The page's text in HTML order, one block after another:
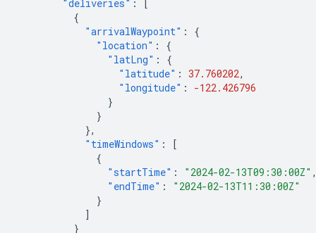
"deliveries" :
[
{
"arrivalWaypoint" :
{
"location" :
{
"latLng" :
{
"latitude" : 37.760202,
"longitude" :
-122.426796
}
}
},
"timeWindows" :
[
{
"startTime" : "2024-02-13T09:30:00Z"
"endTime" :
"2024-02-13T11:30:00Z"
}
]
}